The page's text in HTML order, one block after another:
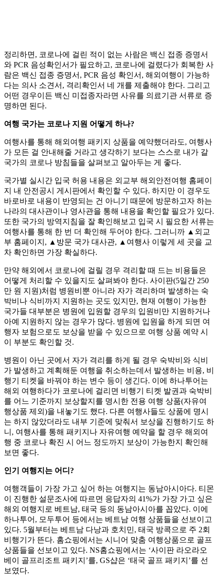
정리하면, 코로나에 걸린 적이 없는 사람은 백신 접종 증명서
와 PCR 음성확인서가 필요하고, 코로나에 걸렸다가 회복한 사
람은 백신 접종 증명서, PCR 음성 확인서, 해외여행이 가능하
다는 의사 소견서, 격리확인서 네 개를 제출해야 한다. 그리고
어떤 경우이든 백신 미접종자라면 사유를 의료기관 서류로 증
명하면 된다.
여행 국가는 코로나 지원 어떻게 하나?
여행사를 통해 해외여행 패키지 상품을 예약했더라도, 여행사
가 모든 걸 안내해줄 거라고 생각하기 보다는 스스로 내가 갈
국가의 코로나 방침들을 살펴보고 알아두는 게 좋다.
국가별 실시간 입국 허용 내용은 외교부 해외안전여행 홈페이
지 내 안전공시 게시판에서 확인할 수 있다. 하지만 이 경우도
바로바로 내용이 반영되는 건 아니기 때문에 방문하고자 하는
나라의 대사관이나 영사관을 통해 내용을 확인할 필요가 있다.
또한 국가의 방역지침을 잘 확인해보고 입국 시 필요한 서류는
여행사를 통해 한 번 더 확인해 두어야 한다. 그러니까 ▲외교
부 홈페이지, ▲방문 국가 대사관, ▲여행사 이렇게 세 곳을 교
차 확인하면 가장 확실하다.
만약 해외에서 코로나에 걸릴 경우 격리할 때 드는 비용들은
어떻게 처리할 수 있을지도 살펴봐야 한다. 사이판(5일간 250
만 원 지원)처럼 병원비뿐 아니라 자가 격리하며 발생하는 숙
박비나 식비까지 지원하는 곳도 있지만, 현재 여행이 가능한
국가들 대부분은 병원에 입원할 경우의 입원비만 지원하거나
아예 지원하지 않는 경우가 많다. 병원에 입원을 하게 되면 여
행자 보험으로도 보상을 받을 수 있으므로 여행 상품 예약 시
이 부분도 확인할 것.
병원이 아닌 곳에서 자가 격리를 하게 될 경우 숙박비와 식비
가 발생하고 계획해둔 여행을 취소하는데서 발생하는 비용, 비
행기 티켓을 바꿔야 하는 변수 등이 생긴다. 이에 하나투어는
해외 여행하다가 코로나에 걸리면 비행기 티켓 발권과 숙박비
를 어느 기준까지 보상할지를 명시한 전용 여행 상품(자유여
행상품 제외)을 내놓기도 했다. 다른 여행사들도 상품에 명시
는 하지 않았더라도 내부 기준에 맞춰서 보상을 진행하기도 하
니, 여행사를 통해 패키지나 자유여행 예약을 할 경우 해외여
행 중 코로나 확진 시 어느 정도까지 보상이 가능한지 확인해
보면 좋다.
인기 여행지는 어디?
여행객들이 가장 가고 싶어 하는 여행지는 동남아시아다. 티몬
이 진행한 설문조사에 따르면 응답자의 41%가 가장 가고 싶은
해외 여행지로 베트남, 태국 등의 동남아시아를 꼽았다. 이에
하나투어, 모두투어 등에서는 베트남 여행 상품들을 선보이고
있다. 5월부터는 베트남 다낭과 호치민, 태국 방콕으로 주 2회
비행기가 뜬다. 홈쇼핑에서는 시니어 맞춤 여행상품으로 골프
상품들을 선보이고 있다. NS홈쇼핑에서는 ‘사이판 라오라오
베이 골프리조트 패키지’를, GS샵은 ‘태국 골프 패키지’를 선
보였다.